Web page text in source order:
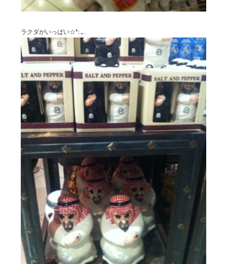
ラクダがいっぱい☆*:.｡.